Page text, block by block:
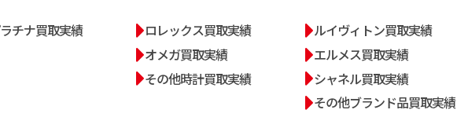
チナ買取実績
ロレックス買取実績
オメガ買取実績
その他時計買取実績
ルイヴィトン買取実績
エルメス買取実績
シャネル買取実績
その他ブランド品買取実績